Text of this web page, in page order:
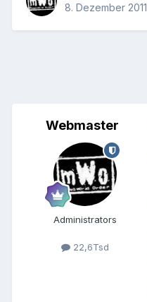
8. Dezember 2011
Webmaster
Administrators
22,6Tsd